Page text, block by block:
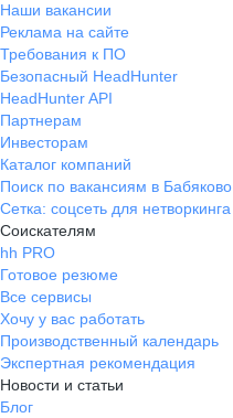
Наши вакансии
Реклама на сайте
Требования к ПО
Безопасный HeadHunter
HeadHunter API
Партнерам
Инвесторам
Каталог компаний
Поиск по вакансиям в Бабяково
Сетка: соцсеть для нетворкинга
Соискателям
hh PRO
Готовое резюме
Все сервисы
Хочу у вас работать
Производственный календарь
Экспертная рекомендация
Новости и статьи
Блог